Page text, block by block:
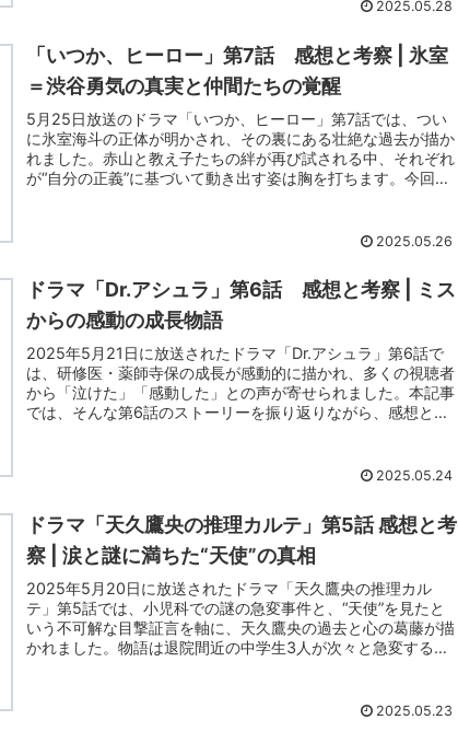
2025.05.28
「いつか、ヒーロー」第7話 感想と考察 | 氷室
＝渋谷勇気の真実と仲間たちの覚醒
5月25日放送のドラマ「いつか、ヒーロー」第7話では、つい
に氷室海斗の正体が明かされ、その裏にある壮絶な過去が描か
れました。赤山と教え子たちの絆が再び試される中、それぞれ
が“自分の正義”に基づいて動き出す姿は胸を打ちます。今回
2025.05.26
ドラマ「Dr.アシュラ」第6話 感想と考察 | ミス
からの感動の成長物語
2025年5月21日に放送されたドラマ「Dr.アシュラ」第6話で
は、研修医・薬師寺保の成長が感動的に描かれ、多くの視聴者
から「泣けた」「感動した」との声が寄せられました。本記事
では、そんな第6話のストーリーを振り返りながら、感想と考
2025.05.24
ドラマ「天久鷹央の推理カルテ」第5話 感想と考
察 | 涙と謎に満ちた“天使”の真相
2025年5月20日に放送されたドラマ「天久鷹央の推理カル
テ」第5話では、小児科での謎の急変事件と、“天使”を見たと
いう不可解な目撃証言を軸に、天久鷹央の過去と心の葛藤が描
かれました。物語は退院間近の中学生3人が次々と急変すると
2025.05.23